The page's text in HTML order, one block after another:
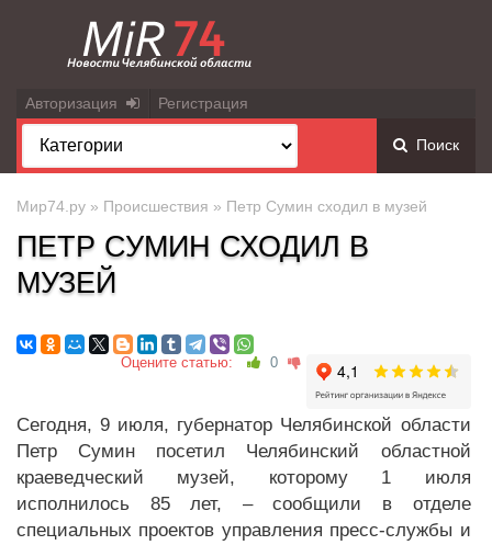
Авторизация Регистрация
Поиск
Мир74.ру » Происшествия » Петр Сумин сходил в музей
ПЕТР СУМИН СХОДИЛ В
МУЗЕЙ
Оцените статью: 0
Сегодня, 9 июля, губернатор Челябинской области
Петр Сумин посетил Челябинский областной
краеведческий музей, которому 1 июля
исполнилось 85 лет, – сообщили в отделе
специальных проектов управления пресс-службы и